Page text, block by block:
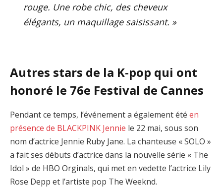
rouge. Une robe chic, des cheveux
élégants, un maquillage saisissant. »
Autres stars de la K-pop qui ont
honoré le 76e Festival de Cannes
Pendant ce temps, l’événement a également été en
présence de BLACKPINK Jennie le 22 mai, sous son
nom d’actrice Jennie Ruby Jane. La chanteuse « SOLO »
a fait ses débuts d’actrice dans la nouvelle série « The
Idol » de HBO Orginals, qui met en vedette l’actrice Lily
Rose Depp et l’artiste pop The Weeknd.